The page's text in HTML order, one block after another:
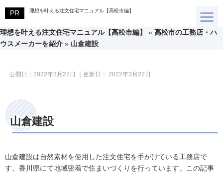
理想を叶える注文住宅マニュアル【高松市編】
理想を叶える注文住宅マニュアル【高松市編】 » 高松市の工務店・ハ
ウスメーカーを紹介 » 山倉建設
公開日： 2022年3月22日 ｜更新日： 2022年3月22日
山倉建設
山倉建設は自然素材を使用した注文住宅を手がけている工務店で
す。香川県にて地域密着で住まいづくりを行っています。この記事